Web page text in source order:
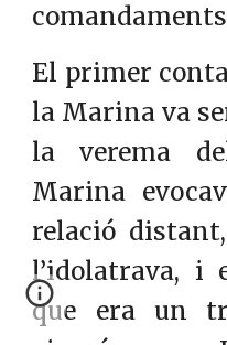
El primer
la Marina va
la verema
Marina
relació
l’idolatrava, i
que era un